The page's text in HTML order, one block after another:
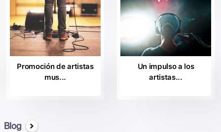
Bystorm de Entretenimiento;
Siglo Medios de comunicación
Columbia Nashville
por Columbia Records
Promoción de artistas
mus...
Un impulso a los
artistas...
Blog